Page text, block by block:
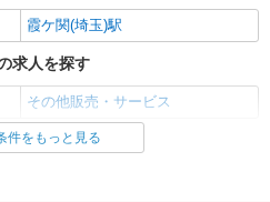
霞ケ関(埼玉)駅
求人を探す
その他販売・サービス
駅の求人を探す
件をもっと見る